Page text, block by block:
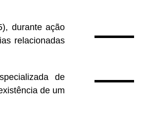
durante ação
relacionadas
de
de um